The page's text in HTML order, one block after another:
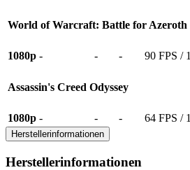
World of Warcraft: Battle for Azeroth
1080p - - - 90 FPS / 1
Assassin's Creed Odyssey
1080p - - - 64 FPS / 1
Herstellerinformationen
Herstellerinformationen